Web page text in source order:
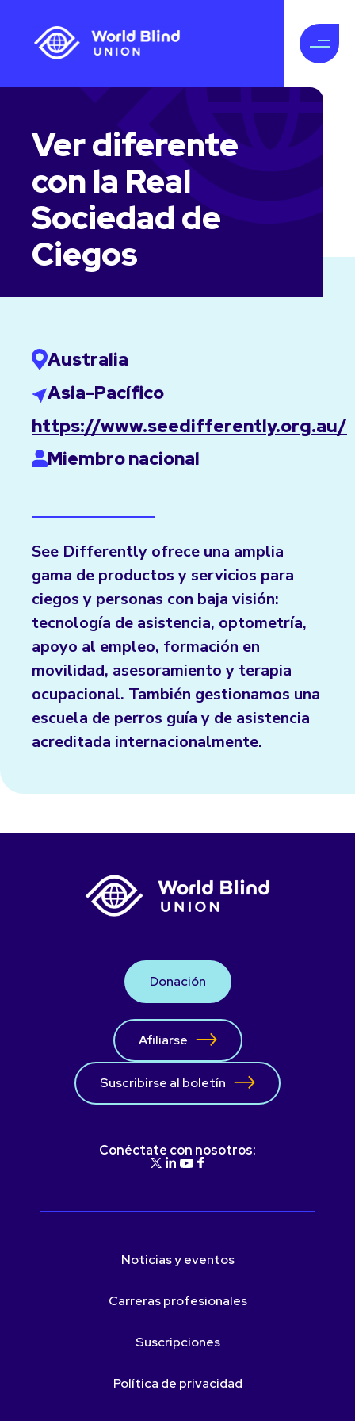
Ver diferente
con la Real
Sociedad de
Ciegos
Australia
Asia-Pacífico
https://www.seedifferently.org.au/
Miembro nacional
See Differently ofrece una amplia
gama de productos y servicios para
ciegos y personas con baja visión:
tecnología de asistencia, optometría,
apoyo al empleo, formación en
movilidad, asesoramiento y terapia
ocupacional. También gestionamos una
escuela de perros guía y de asistencia
acreditada internacionalmente.
Donación
Afiliarse
Suscribirse al boletín
Conéctate con nosotros:
Noticias y eventos
Carreras profesionales
Suscripciones
Política de privacidad